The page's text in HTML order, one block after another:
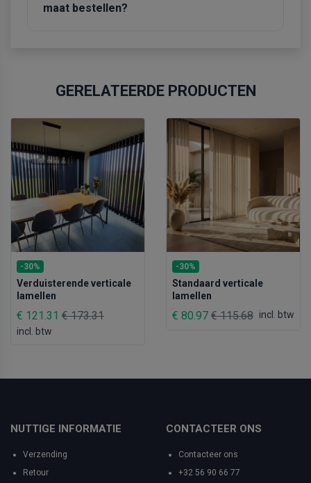
maat bestellen?
GERELATEERDE PRODUCTEN
-30%
Verduisterende verticale
lamellen
€ 121.31 € 173.31
incl. btw
-30%
Standaard verticale
lamellen
€ 80.97 € 115.68 incl. btw
NUTTIGE INFORMATIE
Verzending
Retour
CONTACTEER ONS
Contacteer ons
+32 56 90 66 77